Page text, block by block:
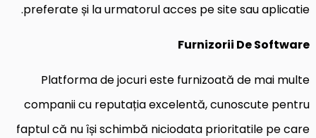
preferate și la urmatorul acces pe site sau aplicatie.
Furnizorii De Software
Platforma de jocuri este furnizoată de mai multe
companii cu reputația excelentă, cunoscute pentru
faptul că nu își schimbă niciodata prioritatile pe care